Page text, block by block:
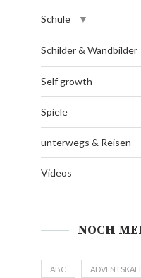
Schule
Schilder & Wandbilder
Self growth
Spiele
unterwegs & Reisen
Videos
NOCH
ABC